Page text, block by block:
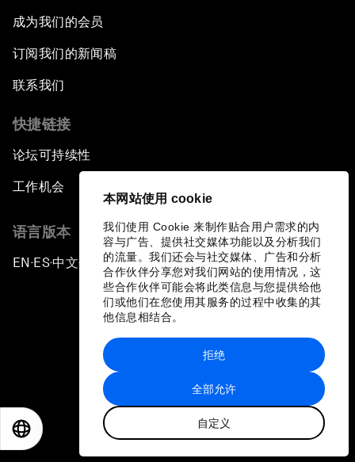
本网站使用 cookie
我们使用 Cookie 来制作贴合用户需求的内
容与广告、提供社交媒体功能以及分析我们
的流量。我们还会与社交媒体、广告和分析
合作伙伴分享您对我们网站的使用情况，这
些合作伙伴可能会将此类信息与您提供给他
们或他们在您使用其服务的过程中收集的其
他信息相结合。
全部允许
自定义
拒绝
成为我们的会员
订阅我们的新闻稿
联系我们
快捷链接
论坛可持续性
工作机会
语言版本
EN ▪ES▪中文▪ 日本語
站点地图
世界经济论坛